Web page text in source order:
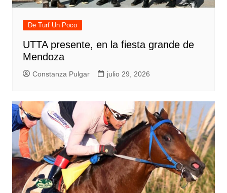
De Turf Un Poco
UTTA presente, en la fiesta grande de
Mendoza
Constanza Pulgar julio 29, 2026